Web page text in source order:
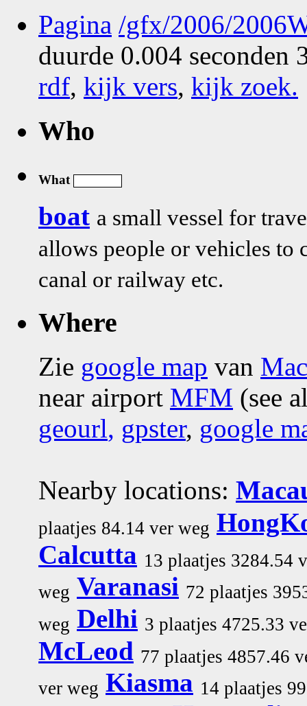
Pagina /gfx/2006/
duurde 0.004 seconden
rdf, kijk vers, kijk zoek.
Who
What
boat a small vessel for
allows people or vehicles to
canal or railway etc.
Where
Zie google map van
near airport MFM (see
geourl, gpster, google
Nearby locations:
plaatjes 84.14 ver weg
Calcutta 13 plaatjes 3284.54
weg Varanasi 72 plaatjes
weg Delhi 3 plaatjes 4725.33
McLeod 77 plaatjes 4857.46
ver weg Kiasma 14 plaatjes